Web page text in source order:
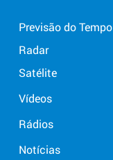
Previsão do Tempo
Radar
Satélite
Vídeos
Rádios
Notícias